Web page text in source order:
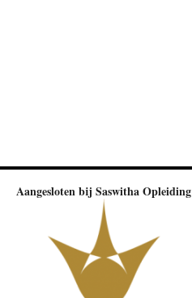
Aangesloten bij Saswitha Opleiding